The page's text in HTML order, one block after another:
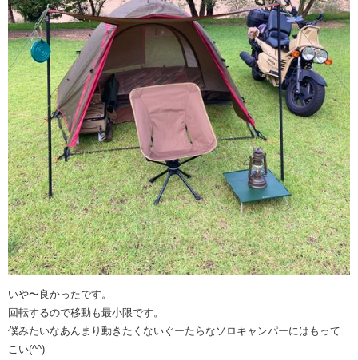
いや〜良かったです。
回転するので移動も最小限です。
僕みたいなあんまり動きたくないぐーたらなソロキャンパーにはもって
こい(^^)